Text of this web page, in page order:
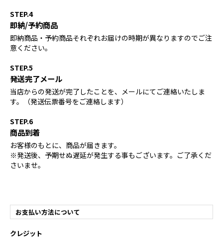
STEP.4
即納/予約商品
即納商品・予約商品それぞれお届けの時期が異なりますのでご注
意ください。
STEP.5
発送完了メール
当店からの発送が完了したことを、メールにてご連絡いたしま
す。（発送伝票番号をご連絡します）
STEP.6
商品到着
お客様のもとに、商品が届きます。
※発送後、予期せぬ遅延が発生する事もございます。ご了承くだ
さいませ。
お支払い方法について
クレジット